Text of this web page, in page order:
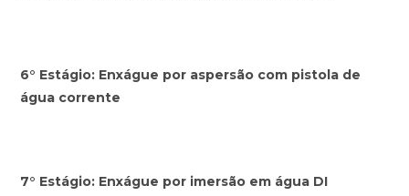
6° Estágio: Enxágue por aspersão com pistola de
água corrente
7° Estágio: Enxágue por imersão em água DI